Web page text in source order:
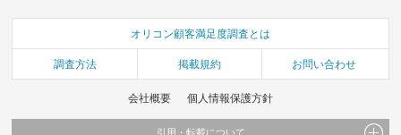
オリコン顧客満足度調査とは
調査方法 掲載規約 お問い合わせ
会社概要 個人情報保護方針
引用・転載について